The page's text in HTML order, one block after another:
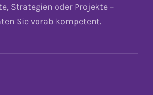
Strategien oder Projekte –
Sie vorab kompetent.